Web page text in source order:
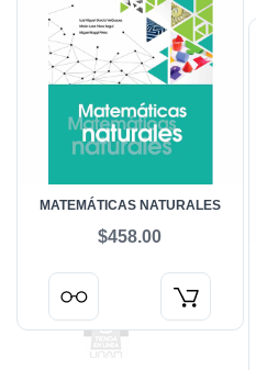
MATEMÁTICAS NATURALES
$458.00